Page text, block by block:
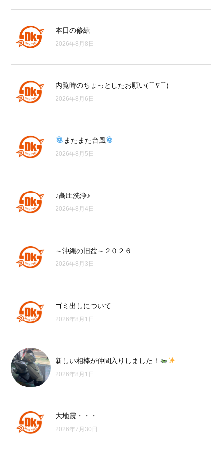
本日の修繕
2026年8月8日
内覧時のちょっとしたお願い(⌒∇⌒)
2026年8月6日
またまた台風
2026年8月5日
♪高圧洗浄♪
2026年8月4日
～沖縄の旧盆～２０２６
2026年8月3日
ゴミ出しについて
2026年8月1日
新しい相棒が仲間入りしました！
2026年8月1日
大地震・・・
2026年7月30日